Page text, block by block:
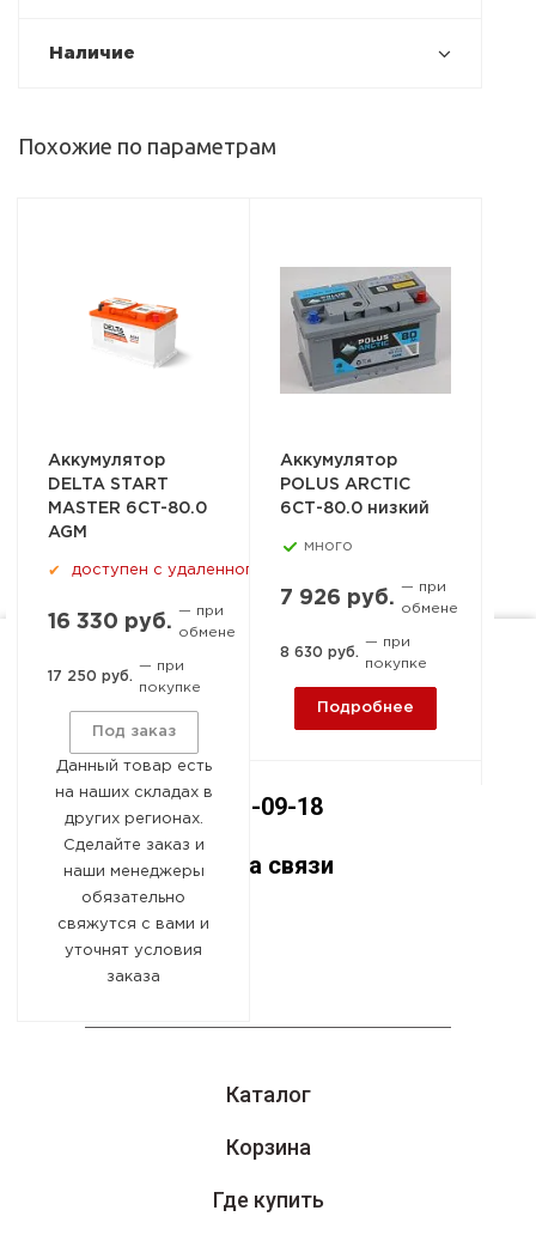
Наличие
Похожие по параметрам
Аккумулятор
DELTA START
MASTER 6CT-80.0
AGM
✔ доступен с удаленного склада
16 330 руб.
— при
обмене
17 250 руб.
— при
покупке
Под заказ
Данный товар есть
на наших складах в
других регионах.
Сделайте заказ и
наши менеджеры
обязательно
свяжутся с вами и
уточнят условия
заказа
Аккумулятор
POLUS ARCTIC
6СТ-80.0 низкий
много
7 926 руб.
— при
обмене
8 630 руб.
— при
покупке
Подробнее
Каталог
Корзина
Где купить
Ростов-на-Дону, пер. 1-й
Машиностроительный, 15-
А
8 (800) 551-09-18
Оставайтесь на связи